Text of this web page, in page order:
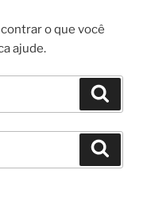
o que você
ajude.